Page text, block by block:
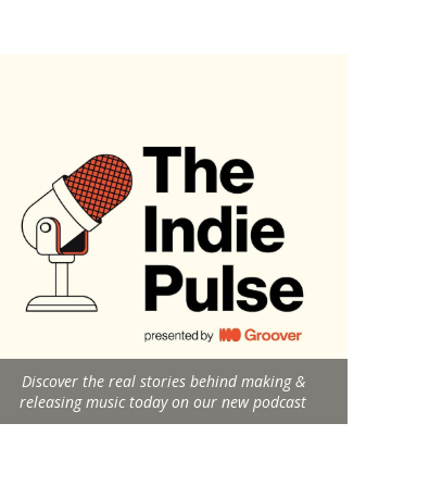
Discover the real stories behind making &
releasing music today on our new podcast